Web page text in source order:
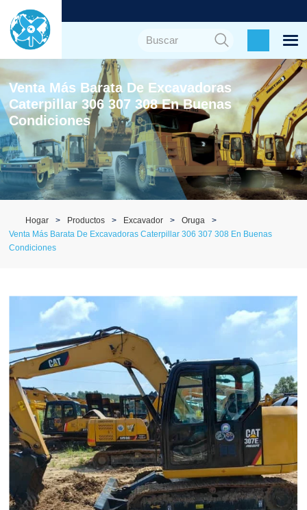
Venta Más Barata De Excavadoras
Caterpillar 306 307 308 En Buenas
Condiciones
Hogar Productos Excavador
Oruga
Venta Más Barata De Excavadoras Caterpillar 306 307 308 En Buenas
Condiciones